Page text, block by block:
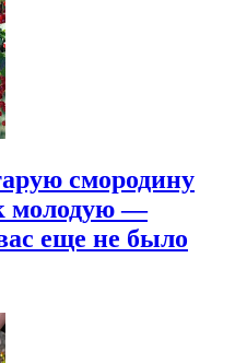
смородину
молодую —
еще не было